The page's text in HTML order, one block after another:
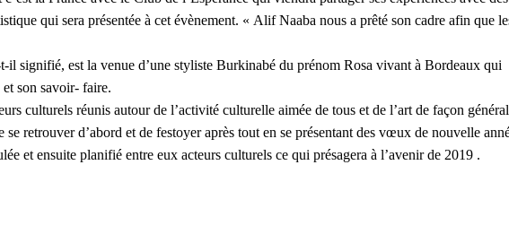
qui sera présentée à cet évènement. « Alif Naaba nous a prêté son cadre afin que
il signifié, est la venue d’une styliste Burkinabé du prénom Rosa vivant à Bordeaux qui
son savoir- faire.
culturels réunis autour de l’activité culturelle aimée de tous et de l’art de façon
retrouver d’abord et de festoyer après tout en se présentant des vœux de nouvelle
et ensuite planifié entre eux acteurs culturels ce qui présagera à l’avenir de 2019 .